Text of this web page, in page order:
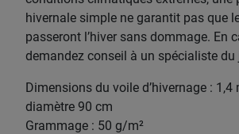
hivernale simple ne garantit pas que
passeront l’hiver sans dommage. En
demandez conseil à un spécialiste du
Dimensions du voile d’hivernage : 1,4
diamètre 90 cm
Grammage : 50 g/m²